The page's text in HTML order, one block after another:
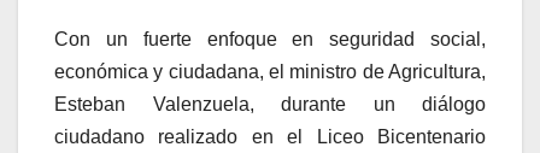
Con un fuerte enfoque en seguridad social,
económica y ciudadana, el ministro de Agricultura,
Esteban Valenzuela, durante un diálogo
ciudadano realizado en el Liceo Bicentenario